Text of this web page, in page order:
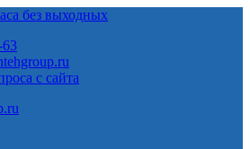
без выходных
63
с сайта